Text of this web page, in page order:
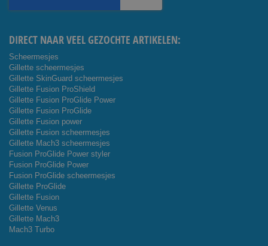
DIRECT NAAR VEEL GEZOCHTE ARTIKELEN:
Scheermesjes
Gillette scheermesjes
Gillette SkinGuard scheermesjes
Gillette Fusion ProShield
Gillette Fusion ProGlide Power
Gillette Fusion ProGlide
Gillette Fusion power
Gillette Fusion scheermesjes
Gillette Mach3 scheermesjes
Fusion ProGlide Power styler
Fusion ProGlide Power
Fusion ProGlide scheermesjes
Gillette ProGlide
Gillette Fusion
Gillette Venus
Gillette Mach3
Mach3 Turbo